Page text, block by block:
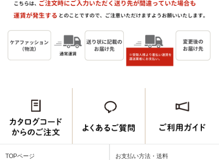
TOPページ お支払い方法・送料